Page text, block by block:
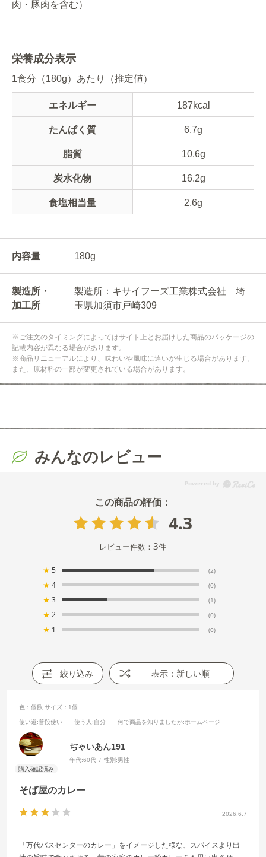
肉・豚肉を含む）
栄養成分表示
1食分（180g）あたり（推定値）
エネルギー 187kcal
たんぱく質 6.7g
脂質 10.6g
炭水化物 16.2g
食塩相当量 2.6g
内容量 180g
製造所・
加工所
製造所：キサイフーズ工業株式会社 埼
玉県加須市戸崎309
※ご注文のタイミングによってはサイト上とお届けした商品のパッケージの
記載内容が異なる場合があります。
※商品リニューアルにより、味わいや風味に違いが生じる場合があります。
また、原材料の一部が変更されている場合があります。
みんなのレビュー
4.3
レビュー件数：3件
★ 5 (2)
★ 4 (0)
★ 3 (1)
★ 2 (0)
★ 1 (0)
絞り込み 表示：新しい順
2026.6.7
そば屋のカレー
色：個数 サイズ：1個
使い道:普段使い 使う人 :自分 何で商品を知りましたか:ホームページ
ぢゃいあん191
年代:60代 性別:男性
「万代バスセンターのカレー」をイメージした様な、スパイスより出